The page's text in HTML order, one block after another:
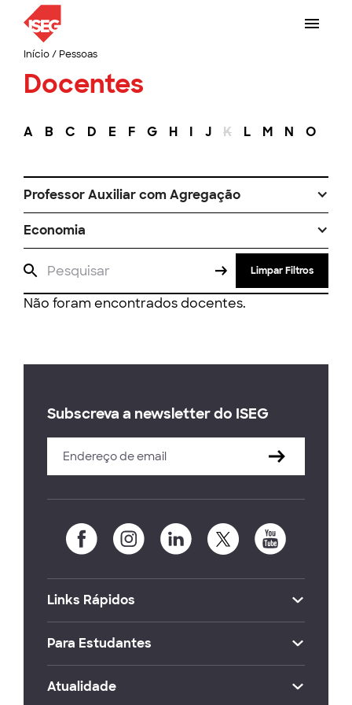
Início/ Pessoas
Docentes
A B C D E F G H I J K L M N O
Professor Auxiliar com Agregação
Economia
Limpar Filtros
Não foram encontrados docentes.
Subscreva a newsletter do ISEG
Links Rápidos
Para Estudantes
Atualidade